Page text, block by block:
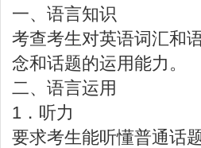
一、语言知识
考查考生对英语词汇和
念和话题的运用能力。
二、语言运用
1．听力
要求考生能听懂普通话